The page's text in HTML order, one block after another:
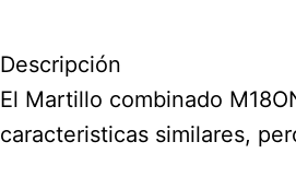
Descripción
El Martillo combinado
caracteristicas similares,